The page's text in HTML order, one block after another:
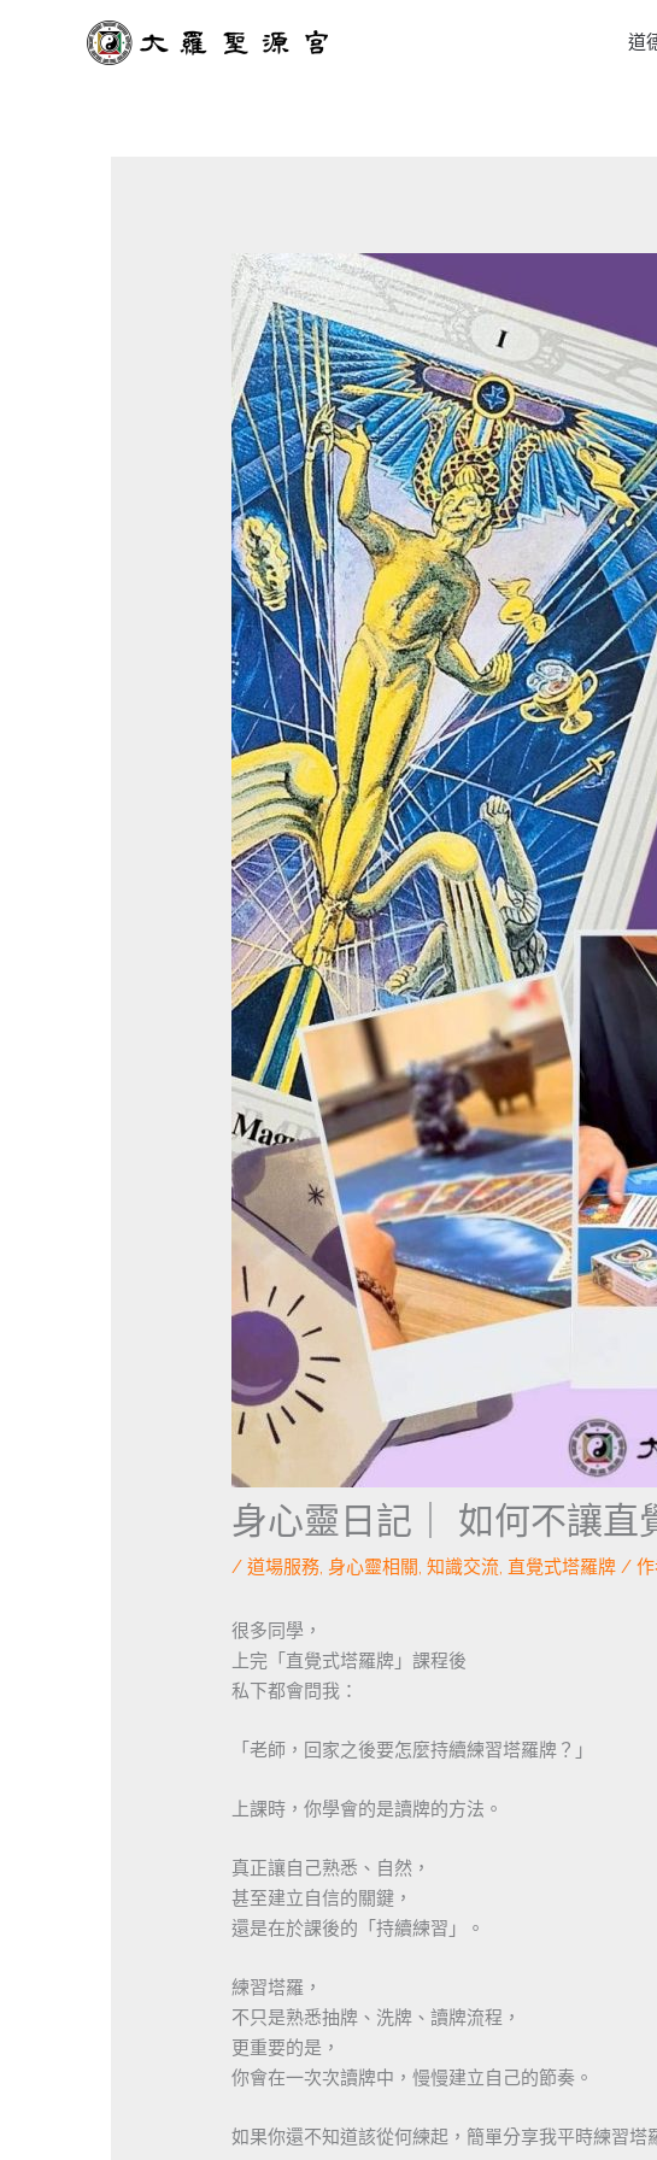
道
身心靈日記｜ 如何不讓直
/道場服務, 身心靈相關,知識交流, 直覺式塔羅牌 /
很多同學，
上完「直覺式塔羅牌」課程後
私下都會問我：
「老師，回家之後要怎麼持續練習塔羅牌？」
上課時，你學會的是讀牌的方法。
真正讓自己熟悉、自然，
甚至建立自信的關鍵，
還是在於課後的「持續練習」。
練習塔羅，
不只是熟悉抽牌、洗牌、讀牌流程，
更重要的是，
你會在一次次讀牌中，慢慢建立自己的節奏。
如果你還不知道該從何練起，簡單分享我平時練習塔